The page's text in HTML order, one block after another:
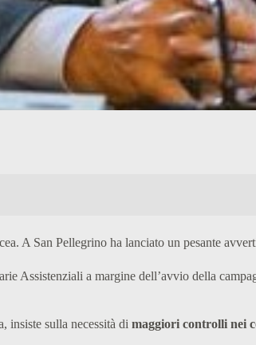
A San Pellegrino ha lanciato un pesante
Assistenziali a margine dell’avvio della
insiste sulla necessità di maggiori controlli nei